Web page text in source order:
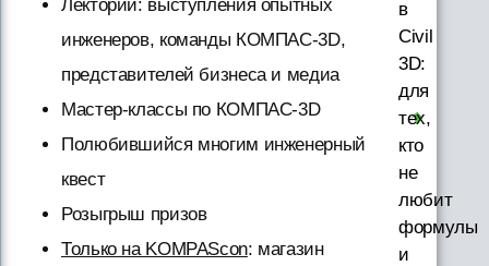
Лекторий: выступления опытных
инженеров, команды КОМПАС-3D,
представителей бизнеса и медиа
Мастер-классы по КОМПАС-3D
Полюбившийся многим инженерный
квест
Розыгрыш призов
Только на KOMPAScon: магазин
в
Civil
3D:
для
тех,
кто
не
любит
формулы
и